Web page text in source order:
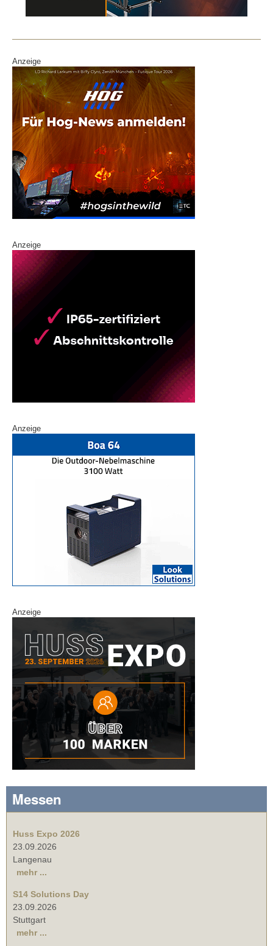
k
Anzeige
Anzeige
Anzeige
Anzeige
Messen
Huss Expo 2026
23.09.2026
Langenau
mehr ...
S14 Solutions Day
23.09.2026
Stuttgart
mehr ...